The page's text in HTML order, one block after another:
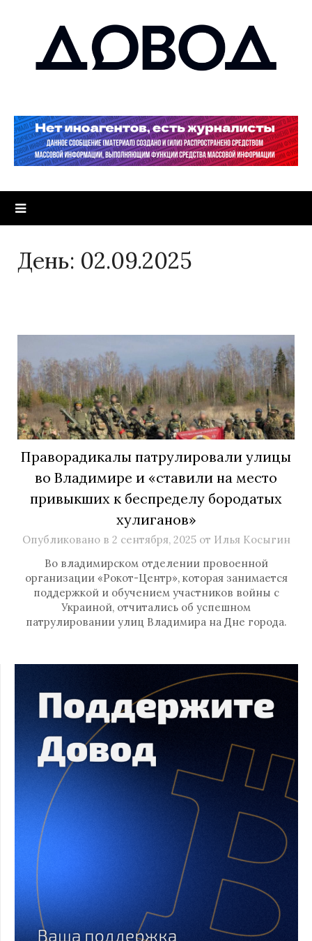
День: 02.09.2025
Праворадикалы патрулировали улицы
во Владимире и «ставили на место
привыкших к беспределу бородатых
хулиганов»
Опубликовано в 2 сентября, 2025от Илья Косыгин
Во владимирском отделении провоенной
организации «Рокот-Центр», которая занимается
поддержкой и обучением участников войны с
Украиной, отчитались об успешном
патрулировании улиц Владимира на Дне города.